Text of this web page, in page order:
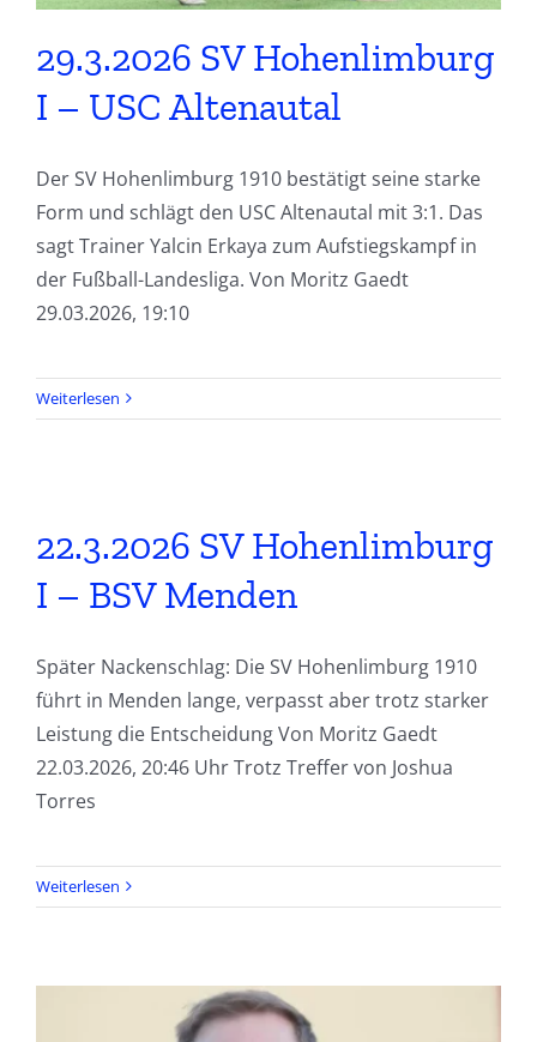
29.3.2026 SV Hohenlimburg
I – USC Altenautal
Der SV Hohenlimburg 1910 bestätigt seine starke
Form und schlägt den USC Altenautal mit 3:1. Das
sagt Trainer Yalcin Erkaya zum Aufstiegskampf in
der Fußball-Landesliga. Von Moritz Gaedt
29.03.2026, 19:10
Weiterlesen
22.3.2026 SV Hohenlimburg
I – BSV Menden
Später Nackenschlag: Die SV Hohenlimburg 1910
führt in Menden lange, verpasst aber trotz starker
Leistung die Entscheidung Von Moritz Gaedt
22.03.2026, 20:46 Uhr Trotz Treffer von Joshua
Torres
Weiterlesen